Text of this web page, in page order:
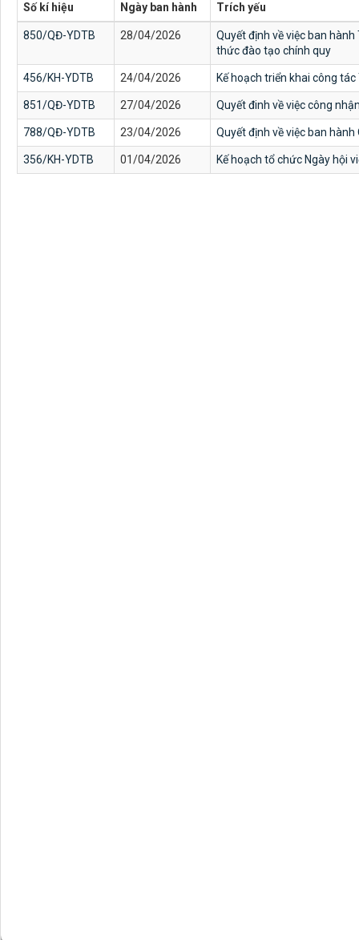
Số kí hiệu Ngày ban hành Trích yếu
850/QĐ-YDTB 28/04/2026
Quyết định về việc ban
thức đào tạo chính quy
456/KH-YDTB 24/04/2026 Kế hoạch triển khai công
851/QĐ-YDTB 27/04/2026 Quyết đinh về việc công
788/QĐ-YDTB 23/04/2026 Quyết định về việc ban
356/KH-YDTB 01/04/2026 Kế hoạch tổ chức Ngày hội